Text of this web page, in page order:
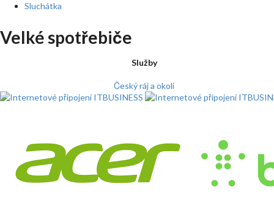
Sluchátka
Velké spotřebiče
Služby
Český ráj a okolí